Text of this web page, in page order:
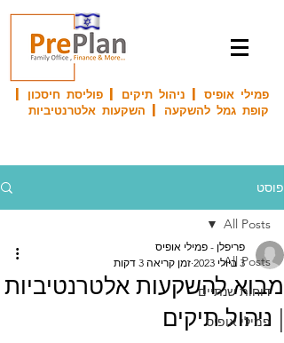
פמילי אופיס | ניהול תיקים | פוליסת חיסכון |
קופת גמל להשקעה | השקעות אלטרנטיביות
פוסט
All Posts
דוחות שנתיים
פמילי אופיס
All Posts
מבוא להשקעות אלטרנטיביות
| ניהול תיקים
פריפלן - פמילי אופיס
3 ביולי 2023
זמן קריאה 3 דקות